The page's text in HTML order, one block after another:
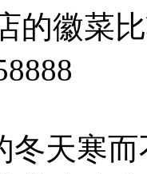
的徽菜
冬天寒